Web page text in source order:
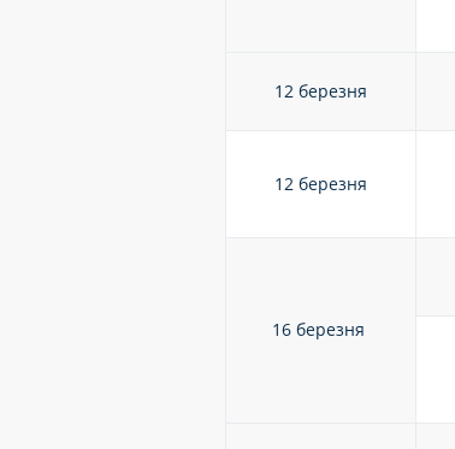
12 березня
12 березня
16 березня